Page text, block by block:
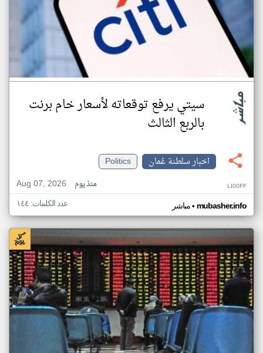
سيتي يرفع توقعاته لأسعار خام برنت
بالربع الثالث
اخبار سلطنة عُمان
Politics
Aug 07, 2026
منذ يوم LI00FF
مباشر• mubasher.info عدد الكلمات: ١٤٤